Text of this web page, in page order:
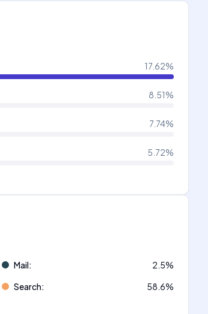
17.62%
8.51%
7.74%
5.72%
Mail: 2.5%
Search: 58.6%